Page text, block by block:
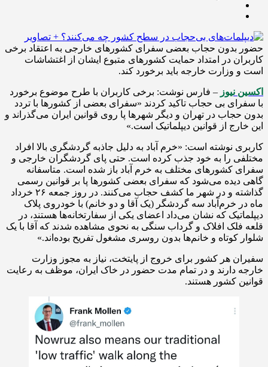
حضور بدون حجاب بعضی سفرای کشورهای خارجی به اعتقاد برخی
کاربران در امتداد حمایت کشورهای متبوع ایشان از اغتشاشات
است و وزارت خارجه باید برخورد کند.
اکسین نیوز – فارس نوشت: برخی کاربران با طرح موضوع برخورد
با سفرای بی حجاب تاکید کردند «سفرای بعضی از کشورها با تردد
بدون حجاب در تهران و دیگر شهرها پا روی قوانین ایران می‌گذراند و
این خارج از قوانین دیپلماتیک است.»
کاربری نوشته است: «خرم آباد به دلیل جاذبه گردشگری بالا افراد
مختلفی را به خود جذب کرده است. حتی پای گردشگران خارجی و
سفرای کشورهای مختلف به خرم آباد باز شده است. متاسفانه
گاهی دیده می‌شود که سفرای بعضی کشورها پا بر قوانین رسمی
گذاشته و در شهر ما کشف حجاب می‌کنند. در روز جمعه ۲۶ خرداد
ماه در خرم‌آباد سه گردشگر (یک آقا و دو خانم) با خودروی پلاک
دیپلماتیک که نشان می‌داد اعضای یکی از سفارتخانه‌ها هستند، در
قلعه فلک افلاک و گرداب سنگی به نحوی مشاهده شدند که آقا با یک
شلوار کوتاه و خانم‌ها بدون روسری مشغول تفریح بوده‌اند.»
سفیران هر کشور برای خروج از پایتخت، نیاز به مجوز وزارت
خارجه دارند و در تمام مدت حضور در خاک ایران، موظف به رعایت
قوانین کشور هستند.